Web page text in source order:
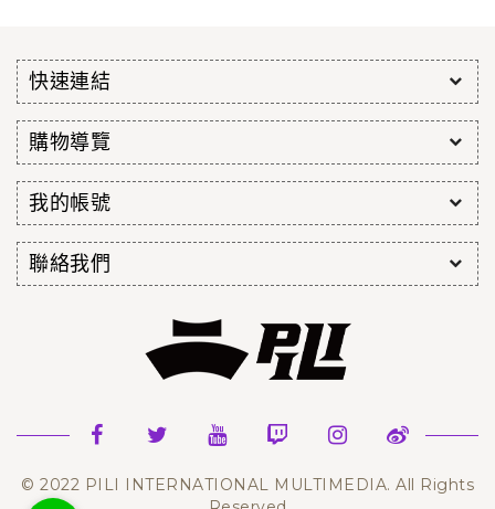
快速連結
購物導覽
我的帳號
聯絡我們
© 2022 PILI INTERNATIONAL MULTIMEDIA. All Rights